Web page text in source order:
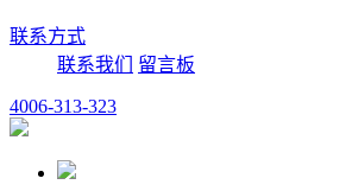
联系方式
联系我们
留言板
4006-313-323